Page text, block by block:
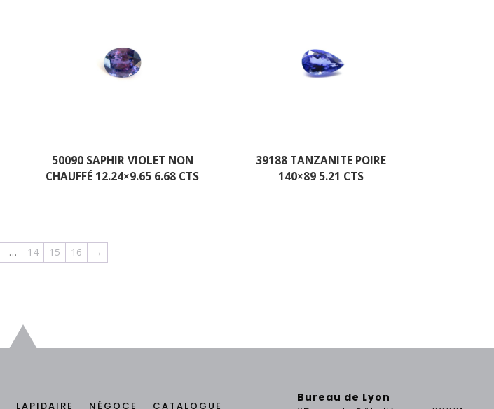
50090 SAPHIR VIOLET NON
CHAUFFÉ 12.24×9.65 6.68 CTS
39188 TANZANITE POIRE
140×89 5.21 CTS
… 14 15 16 →
LAPIDAIRE NÉGOCE CATALOGUE
Bureau de Lyon